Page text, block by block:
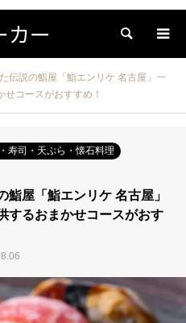
カー 検索
伝説の鮨屋「鮨エンリケ 名古屋」一
コースがおすすめ！
寿司・天ぷら・懐石料理
屋「鮨エンリケ 名古屋」
するおまかせコースがおす